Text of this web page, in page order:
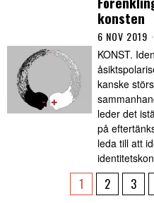
konsten
6 NOV 2019
KONST.
kanske
leder det
på
leda till att
1 2 3